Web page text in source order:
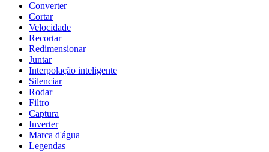
Converter
Cortar
Velocidade
Recortar
Redimensionar
Juntar
Interpolação inteligente
Silenciar
Rodar
Filtro
Captura
Inverter
Marca d'água
Legendas